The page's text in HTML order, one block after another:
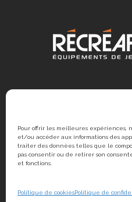
Pour offrir les meilleures expériences,
et/ou accéder aux informations des
traiter des données telles que le
pas consentir ou de retirer son
et fonctions.
Politique de cookiesPolitique de
© 2020